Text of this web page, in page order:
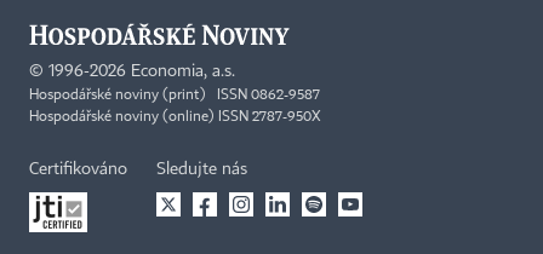
© 1996-2026 Economia, a.s.
Hospodářské noviny (print) ISSN 0862-9587
Hospodářské noviny (online) ISSN 2787-950X
Certifikováno Sledujte nás